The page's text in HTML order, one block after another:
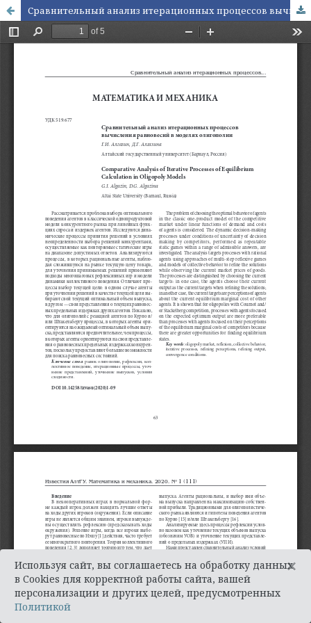
Сравнительный анализ итерационных процессов вычисления равновесий в моделях олигополии
Используя сайт, вы соглашаетесь на обработку данных
в Cookies для корректной работы сайта, вашей
персонализации и других целей, предусмотренных
Политикой
×